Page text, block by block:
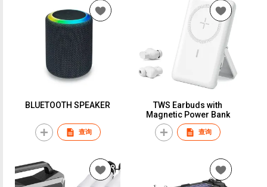
BLUETOOTH SPEAKER
查询
TWS Earbuds with
Magnetic Power Bank
查询